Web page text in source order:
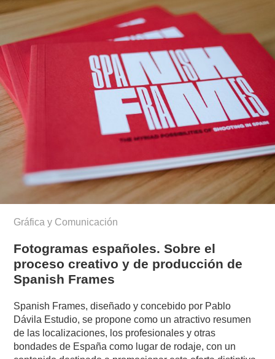
Gráfica y Comunicación
Fotogramas españoles. Sobre el
proceso creativo y de producción de
Spanish Frames
Spanish Frames, diseñado y concebido por Pablo
Dávila Estudio, se propone como un atractivo resumen
de las localizaciones, los profesionales y otras
bondades de España como lugar de rodaje, con un